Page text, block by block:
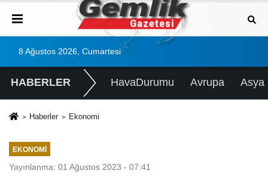
8 Ağustos 2026, Cumartesi
HABERLER HavaDurumu Avrupa Asya
Haberler Ekonomi
EKONOMI
Yayınlanma: 01 Ağustos 2023 - 07:41